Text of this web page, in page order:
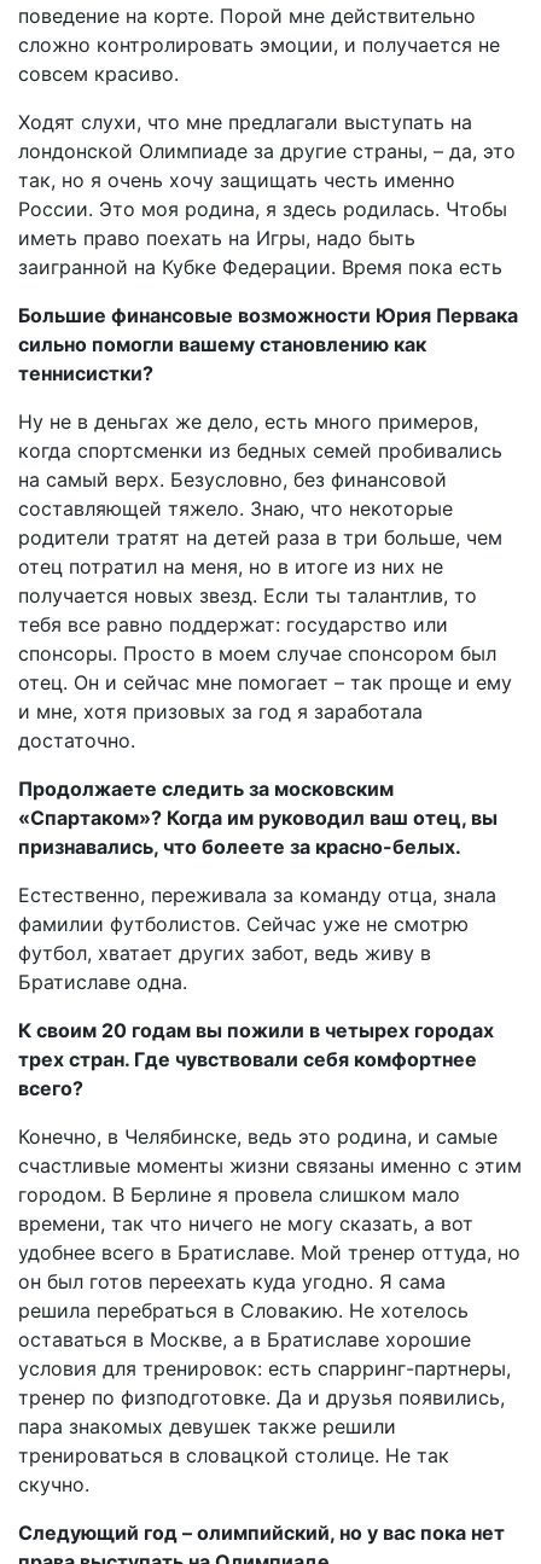
поведение на корте. Порой мне действительно
сложно контролировать эмоции, и получается не
совсем красиво.
Ходят слухи, что мне предлагали выступать на
лондонской Олимпиаде за другие страны, – да, это
так, но я очень хочу защищать честь именно
России. Это моя родина, я здесь родилась. Чтобы
иметь право поехать на Игры, надо быть
заигранной на Кубке Федерации. Время пока есть
Большие финансовые возможности Юрия Первака
сильно помогли вашему становлению как
теннисистки?
Ну не в деньгах же дело, есть много примеров,
когда спортсменки из бедных семей пробивались
на самый верх. Безусловно, без финансовой
составляющей тяжело. Знаю, что некоторые
родители тратят на детей раза в три больше, чем
отец потратил на меня, но в итоге из них не
получается новых звезд. Если ты талантлив, то
тебя все равно поддержат: государство или
спонсоры. Просто в моем случае спонсором был
отец. Он и сейчас мне помогает – так проще и ему
и мне, хотя призовых за год я заработала
достаточно.
Продолжаете следить за московским
«Спартаком»? Когда им руководил ваш отец, вы
признавались, что болеете за красно-белых.
Естественно, переживала за команду отца, знала
фамилии футболистов. Сейчас уже не смотрю
футбол, хватает других забот, ведь живу в
Братиславе одна.
К своим 20 годам вы пожили в четырех городах
трех стран. Где чувствовали себя комфортнее
всего?
Конечно, в Челябинске, ведь это родина, и самые
счастливые моменты жизни связаны именно с этим
городом. В Берлине я провела слишком мало
времени, так что ничего не могу сказать, а вот
удобнее всего в Братиславе. Мой тренер оттуда, но
он был готов переехать куда угодно. Я сама
решила перебраться в Словакию. Не хотелось
оставаться в Москве, а в Братиславе хорошие
условия для тренировок: есть спарринг-партнеры,
тренер по физподготовке. Да и друзья появились,
пара знакомых девушек также решили
тренироваться в словацкой столице. Не так
скучно.
Следующий год – олимпийский, но у вас пока нет